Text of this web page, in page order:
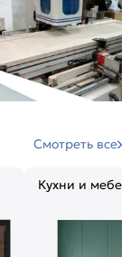
Смотреть все
Кухни и